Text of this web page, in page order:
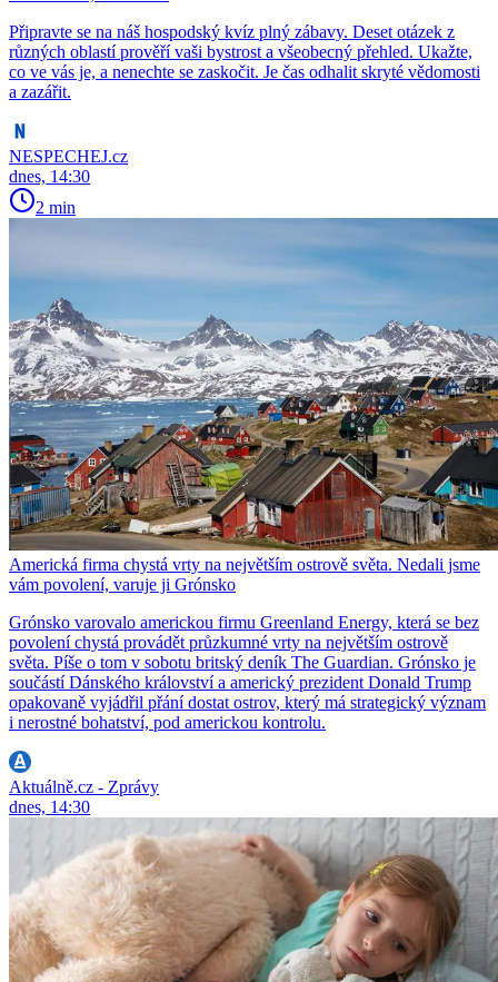
Připravte se na náš hospodský kvíz plný zábavy. Deset otázek z
různých oblastí prověří vaši bystrost a všeobecný přehled. Ukažte,
co ve vás je, a nenechte se zaskočit. Je čas odhalit skryté vědomosti
a zazářit.
NESPECHEJ.cz
dnes, 14:30
2 min
Americká firma chystá vrty na největším ostrově světa. Nedali jsme
vám povolení, varuje ji Grónsko
Grónsko varovalo americkou firmu Greenland Energy, která se bez
povolení chystá provádět průzkumné vrty na největším ostrově
světa. Píše o tom v sobotu britský deník The Guardian. Grónsko je
součástí Dánského království a americký prezident Donald Trump
opakovaně vyjádřil přání dostat ostrov, který má strategický význam
i nerostné bohatství, pod americkou kontrolu.
Aktuálně.cz - Zprávy
dnes, 14:30